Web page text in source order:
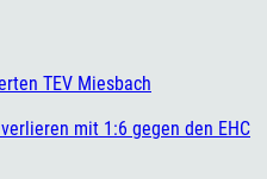
TEV Miesbach
mit 1:6 gegen den EHC